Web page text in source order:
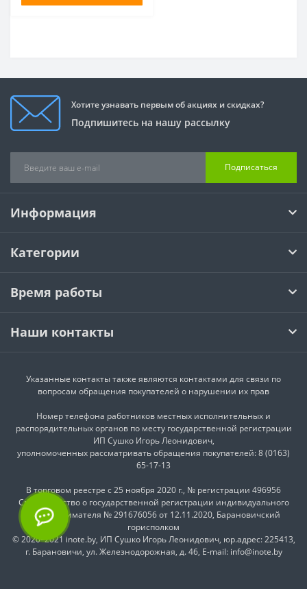
Хотите узнавать первым об акциях и скидках?
Подпишитесь на нашу рассылку
Подписаться
Информация
Категории
Время работы
Наши контакты
Указанные контакты также являются контактами для связи по
вопросам обращения покупателей о нарушении их прав
Номер телефона работников местных исполнительных и
распорядительных органов по месту государственной регистрации
ИП Сушко Игорь Леонидович,
уполномоченных рассматривать обращения покупателей: 8 (0163)
65-17-13
В торговом реестре с 25 ноября 2020 г., № регистрации 496956
Cвидетельство о государственной регистрации индивидуального
предпринимателя № 291676056 от 12.11.2020, Барановичский
горисполком
© 2020–2021 inote.by, ИП Сушко Игорь Леонидович, юр.адрес: 225413,
г. Барановичи, ул. Железнодорожная, д. 46, E-mail: info@inote.by